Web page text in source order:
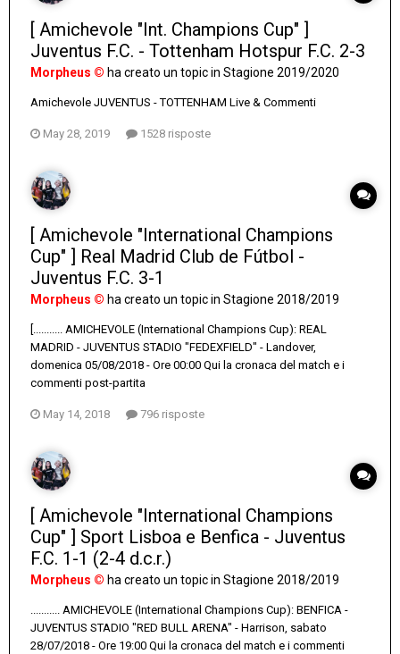
[ Amichevole "Int. Champions Cup" ]
Juventus F.C. - Tottenham Hotspur F.C. 2-3
Morpheus © ha creato un topic in Stagione 2019/2020
Amichevole JUVENTUS - TOTTENHAM Live & Commenti
May 28, 2019 1528 risposte
[ Amichevole "International Champions
Cup" ] Real Madrid Club de Fútbol -
Juventus F.C. 3-1
Morpheus © ha creato un topic in Stagione 2018/2019
[........... AMICHEVOLE (International Champions Cup): REAL
MADRID - JUVENTUS STADIO "FEDEXFIELD" - Landover,
domenica 05/08/2018 - Ore 00:00 Qui la cronaca del match e i
commenti post-partita
May 14, 2018 796 risposte
[ Amichevole "International Champions
Cup" ] Sport Lisboa e Benfica - Juventus
F.C. 1-1 (2-4 d.c.r.)
Morpheus © ha creato un topic in Stagione 2018/2019
........... AMICHEVOLE (International Champions Cup): BENFICA -
JUVENTUS STADIO "RED BULL ARENA" - Harrison, sabato
28/07/2018 - Ore 19:00 Qui la cronaca del match e i commenti